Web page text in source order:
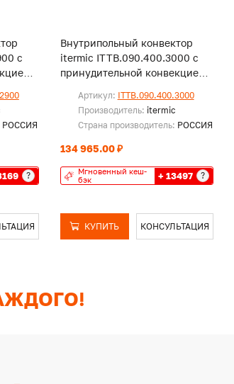
с
РОССИЯ
?
Внутрипольный конвектор
itermic ITTB.090.400.3000 с
принудительной конвекцией,
Артикул: ITTB.090.400.3000
Производитель: itermic
Страна производитель: РОССИЯ
134 965.00 ₽
Мгновенный кеш-
бэк
+ 13497 ?
КУПИТЬ КОНСУЛЬТАЦИЯ